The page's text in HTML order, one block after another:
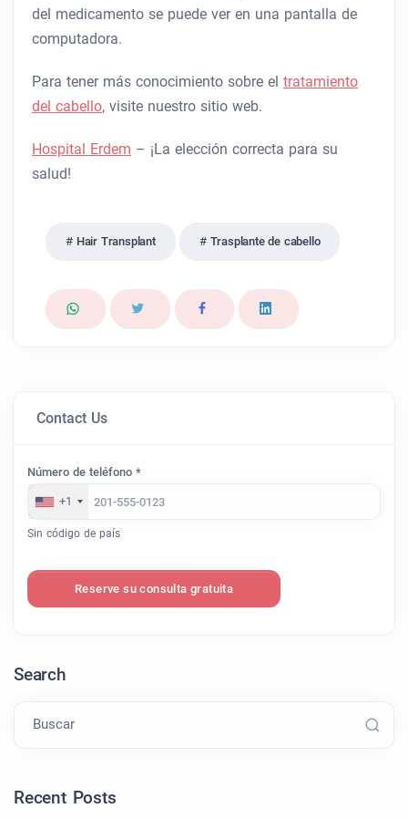
del medicamento se puede ver en una pantalla de
computadora.
Para tener más conocimiento sobre el tratamiento
del cabello, visite nuestro sitio web.
Hospital Erdem – ¡La elección correcta para su
salud!
Hair Transplant Trasplante de cabello
Contact Us
Número de teléfono *
+1
Sin código de país
Reserve su consulta gratuita
Search
Buscar
Recent Posts